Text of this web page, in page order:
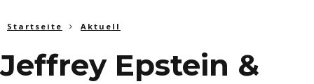
Startseite Aktuell
Jeffrey Epstein &